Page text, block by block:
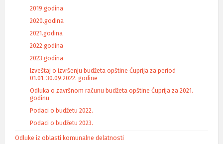
2019.godina
2020.godina
2021.godina
2022.godina
2023.godina
Izveštaj o izvršenju budžeta opštine Ćuprija za period
01.01.-30.09.2022. godine
Odluka o završnom računu budžeta opštine Ćuprija za 2021.
godinu
Podaci o budžetu 2022.
Podaci o budžetu 2023.
Odluke iz oblasti komunalne delatnosti